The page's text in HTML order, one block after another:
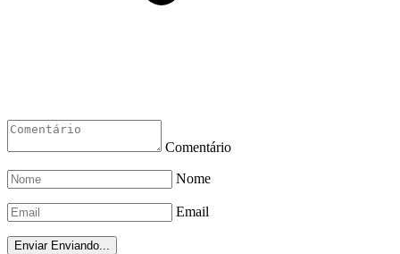
Comentário
Nome
Email
Enviar Enviando...